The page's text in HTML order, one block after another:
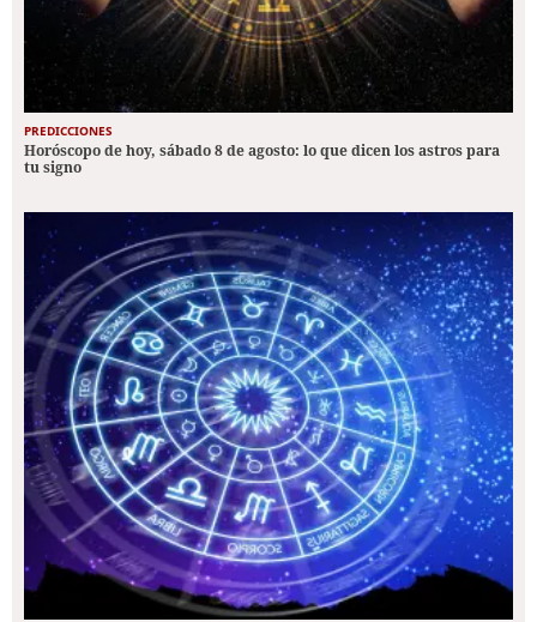
PREDICCIONES
Horóscopo de hoy, sábado 8 de agosto: lo que dicen los astros para
tu signo